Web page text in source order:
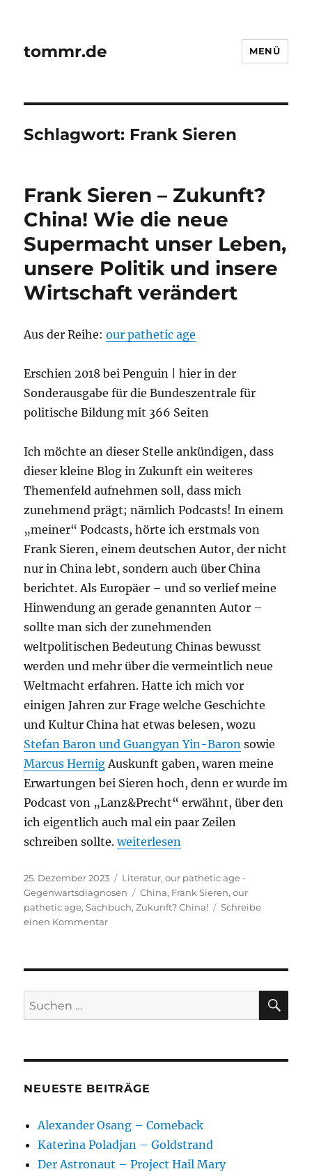
tommr.de MENÜ
Schlagwort: Frank Sieren
Frank Sieren – Zukunft?
China! Wie die neue
Supermacht unser Leben,
unsere Politik und insere
Wirtschaft verändert
Aus der Reihe:our pathetic age
Erschien 2018 bei Penguin | hier in der
Sonderausgabe für die Bundeszentrale für
politische Bildung mit 366 Seiten
Ich möchte an dieser Stelle ankündigen, dass
dieser kleine Blog in Zukunft ein weiteres
Themenfeld aufnehmen soll, dass mich
zunehmend prägt; nämlich Podcasts! In einem
„meiner“ Podcasts, hörte ich erstmals von
Frank Sieren, einem deutschen Autor, der nicht
nur in China lebt, sondern auch über China
berichtet. Als Europäer – und so verlief meine
Hinwendung an gerade genannten Autor –
sollte man sich der zunehmenden
weltpolitischen Bedeutung Chinas bewusst
werden und mehr über die vermeintlich neue
Weltmacht erfahren. Hatte ich mich vor
einigen Jahren zur Frage welche Geschichte
und Kultur China hat etwas belesen, wozu
Stefan Baron und Guangyan Yin-Baron sowie
Marcus HernigAuskunft gaben, waren meine
Erwartungen bei Sieren hoch, denn er wurde im
Podcast von „Lanz&Precht“ erwähnt, über den
ich eigentlich auch mal ein paar Zeilen
schreiben sollte.„Frank Sieren – Zukunft? China!
weiterlesen
Veröffentlicht
am
25. Dezember 2023 Kategorien
Literatur,our pathetic age -
Gegenwartsdiagnosen
Schlagwörter
China, Frank Sieren,our
pathetic age,Sachbuch,Zukunft? China!
Schreibe
einen Kommentarzu
China!
die
Leben,
unsere
und
insere
Wirtschaft
verändert
Suchen
nach:
NEUESTE BEITRÄGE
Alexander Osang – Comeback
Katerina Poladjan – Goldstrand
Der Astronaut – Project Hail Mary